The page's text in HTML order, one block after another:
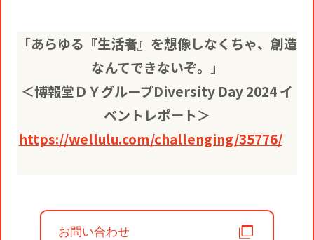
メディアビジネス
CSR
本社・支社アクセス
グループ会社
障がい者採用
「あらゆる『生活者』を想像しなくちゃ、創造
なんてできないぞ。」
＜博報堂ＤＹグループDiversity Day 2024 イ
ベントレポート＞
https://wellulu.com/challenging/35776/
お問い合わせ